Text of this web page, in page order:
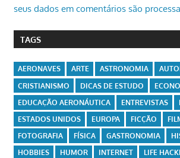
seus dados em comentários são
TAGS
AERONAVES ARTE ASTRONOMIA
CRISTIANISMO
DICAS DE ESTUDO
EDUCAÇÃO AERONÁUTICA
ENTREVISTAS
ESTADOS UNIDOS
EUROPA FICÇÃO
FOTOGRAFIA
FÍSICA GASTRONOMIA
HOBBIES
HUMOR INTERNET LIFE